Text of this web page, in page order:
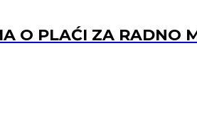
O PLAĆI ZA RADNO